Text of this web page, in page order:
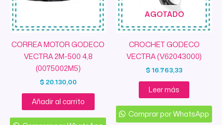
CORREA MOTOR GODECO
VECTRA 2M-500 4,8
(0075002M5)
$20.130,00
Añadir al carrito
AGOTADO
CROCHET GODECO
VECTRA (V62043000)
$16.763,33
Leer más
Comprar por WhatsApp